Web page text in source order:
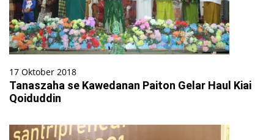
17 Oktober 2018
Tanaszaha se Kawedanan Paiton Gelar Haul Kiai
Qoiduddin